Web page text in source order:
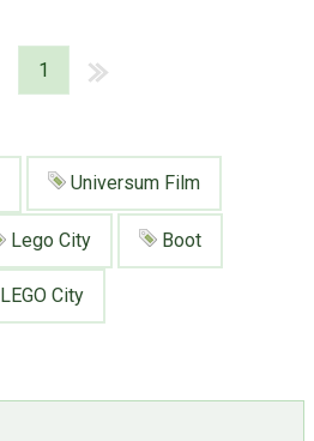
1
Universum Film
Lego City Boot
LEGO City